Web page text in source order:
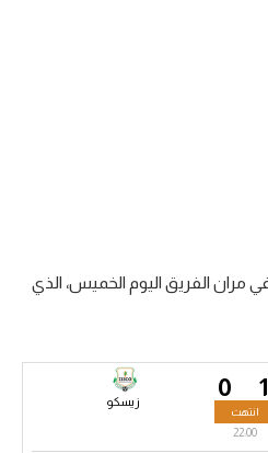
مران الفريق اليوم الخميس، الذي
1
0 زيسكو
انتهت
22:00